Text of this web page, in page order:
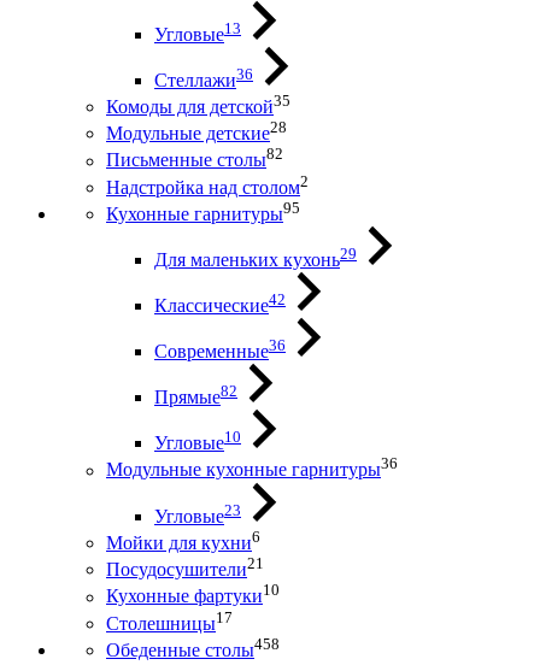
Угловые13
Стеллажи36
Комоды для детской35
Модульные детские28
Письменные столы82
Надстройка над столом2
Кухонные гарнитуры95
Для маленьких кухонь29
Классические42
Современные36
Прямые82
Угловые10
Модульные кухонные гарнитуры36
Угловые23
Мойки для кухни6
Посудосушители21
Кухонные фартуки10
Столешницы17
Обеденные столы458